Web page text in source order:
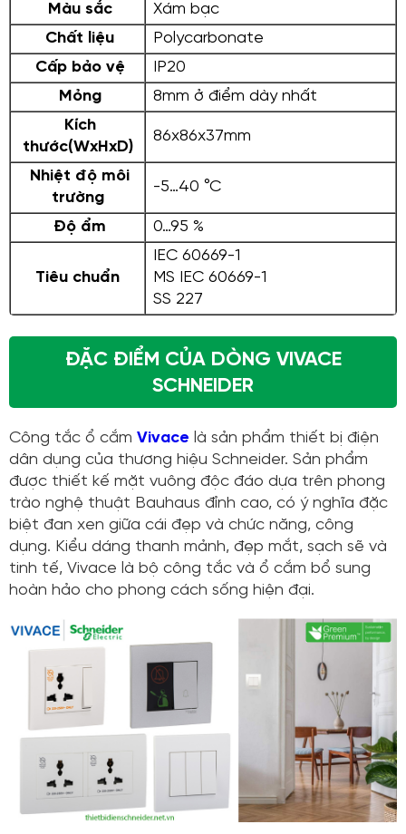
Màu sắc
Xám bạc
Chất liệu
Polycarbonate
Cấp bảo vệ
IP20
Mỏng
8mm ở điểm dày nhất
Kích
thước(WxHxD)
86x86x37mm
Nhiệt độ môi
trường
-5…40 °C
Độ ẩm 0…95 %
Tiêu chuẩn
IEC 60669-1
MS IEC 60669-1
SS 227
ĐẶC ĐIỂM CỦA DÒNG VIVACE
SCHNEIDER
Công tắc ổ cắm Vivace là sản phẩm thiết bị điện
dân dụng của thương hiệu Schneider. Sản phẩm
được thiết kế mặt vuông độc đáo dựa trên phong
trào nghệ thuật Bauhaus đỉnh cao, có ý nghĩa đặc
biệt đan xen giữa cái đẹp và chức năng, công
dụng. Kiểu dáng thanh mảnh, đẹp mắt, sạch sẽ và
tinh tế, Vivace là bộ công tắc và ổ cắm bổ sung
hoàn hảo cho phong cách sống hiện đại.